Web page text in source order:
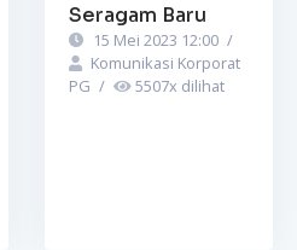
Seragam Baru
15 Mei 2023 12:00 /
Komunikasi Korporat
PG / 5507x dilihat